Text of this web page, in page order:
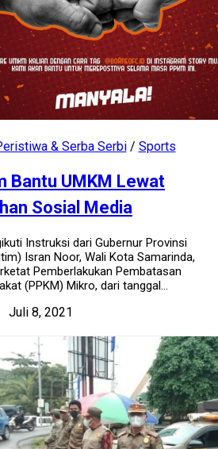
& Serba Serbi/ Sports
Bantu UMKM Lewat
Sosial Media
Instruksi dari Gubernur Provinsi
Isran Noor, Wali Kota Samarinda,
Pemberlakukan Pembatasan
(PPKM) Mikro, dari tanggal...
Juli 8, 2021